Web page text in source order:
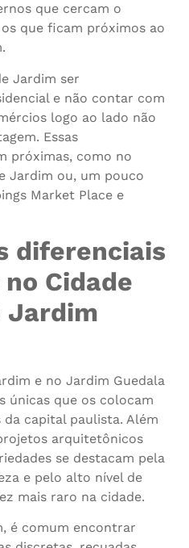
que cercam o
que ficam próximos ao
Jardim ser
e não contar com
logo ao lado não
Essas
próximas, como no
Jardim ou, um pouco
Market Place e
diferenciais
Cidade
Jardim
e no Jardim Guedala
únicas que os colocam
capital paulista. Além
arquitetônicos
se destacam pela
e pelo alto nível de
mais raro na cidade.
é comum encontrar